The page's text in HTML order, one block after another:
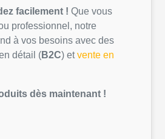
facilement ! Que vous
professionnel , notre
à vos besoins avec des
détail (B2C) etvente en
dès maintenant !